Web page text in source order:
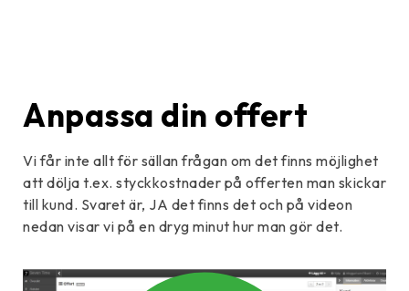
Anpassa din offert
Vi får inte allt för sällan frågan om det finns möjlighet
att dölja t.ex. styckkostnader på offerten man skickar
till kund. Svaret är, JA det finns det och på videon
nedan visar vi på en dryg minut hur man gör det.